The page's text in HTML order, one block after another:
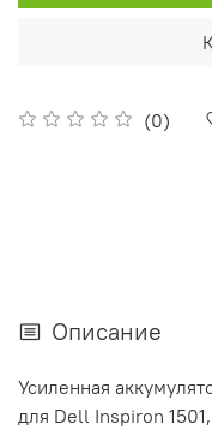
(0)
Описание
Усиленная
для Dell Inspiron